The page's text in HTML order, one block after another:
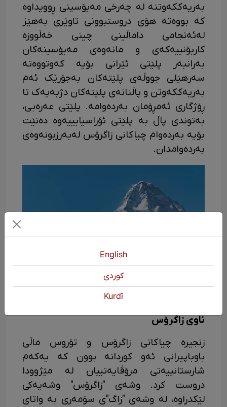
بەریەککەوتنە لە چەرخی مەیۆسینی ڕوویداوە
کە بووەتە ھۆی دروستبوونی تاوێری بەھێز
لەئەنجامی داماڵینی چینی خەڵووزە
کاربۆنییەکەی و مانەوەی مەیۆسینەکان
بەرانبەر پلێتی ئێرانی بۆیە کەوتووەتە
سەرھێلی جووڵەی پلێتەکان بەجۆرێک ئەم
بەریەککەوتن و پاڵنانەی پلێتەکان دژبەیەک تا
ڕۆژگاری ئەمڕۆمان بەردەوامە. پلێتی عەرەبی،
بەتوندی پاڵ بە پلێتی ئۆراسیایییەوە دەنێت
بۆیە بەردەوام چیاکانی زاگرۆس لەبەرزبونەوەی
بەردەوامدان.
ناوی زاگرۆس
زنجیرە چیاکانی زاگرۆس و تۆروس ماڵی
باوباپیرانی ئەو کوردانە بوون کە یەکەم
شارستانییەتی مرۆڤایەتییان لە مێژوودا
دروست کرد. وشەی "زاگرۆس" وشەیەکی
لێکدراوە، لە وشەی "زاگ"ی سۆمەری بە واتای
English
كوردی
Kurdî